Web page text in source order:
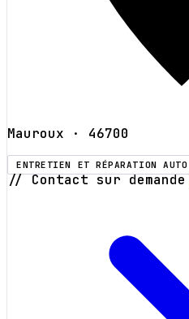
Mauroux · 46700
ENTRETIEN ET RÉPARATION AUTO
// Contact sur demande